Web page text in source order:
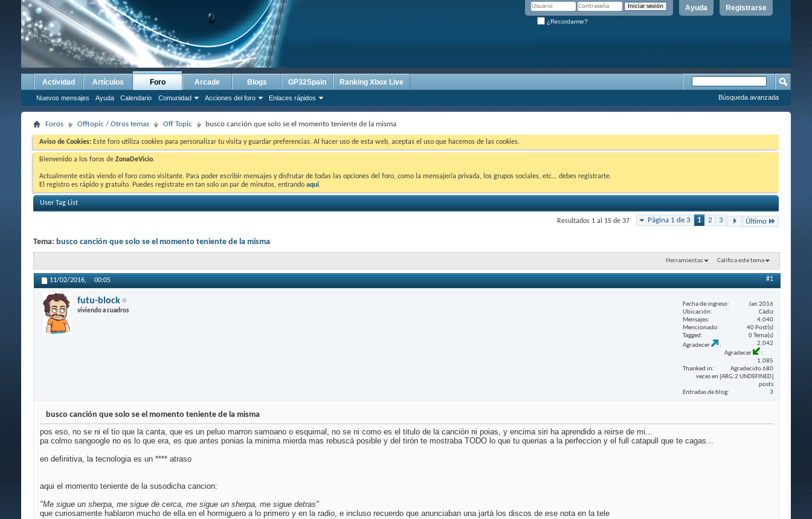
Registrarse
Ayuda
¿Recordarme?
Actividad Artículos Foro
Nuevos mensajes Ayuda Calendario Comunidad Acciones del foro Enlaces rápidos
Arcade Blogs GP32Spain Ranking Xbox Live
Búsqueda avanzada
Foros Offtopic / Otros temas Off Topic busco canción que solo se el momento teniente de la misma
Aviso de Cookies: Este foro utiliza cookies para personalizar tu visita y guardar preferencias. Al hacer uso de esta web, aceptas el uso que hacemos de las cookies.
Bienvenido a los foros de ZonaDeVicio.
Actualmente estás viendo el foro como visitante. Para poder escribir mensajes y disfrutar de todas las opciones del foro, como la mensajería privada, los grupos sociales, etc... debes registrarte.
El registro es rápido y gratuíto. Puedes registrate en tan solo un par de minutos, entrando aquí.
User Tag List
Página 1 de 3 1 2 3 Último
Resultados 1 al 15 de 37
Tema: busco canción que solo se el momento teniente de la misma
Herramientas Califica este tema
11/02/2016, 00:05 #1
futu-block
viviendo a cuadros
Fecha de ingreso
Jan 2016
Ubicación
Cádiz
Mensajes
4,040
Mencionado
40 Post(s)
Tagged
0 Tema(s)
Agradecer
2,042
Agradecer
1,085
Thanked in
Agradecido 680
veces en [ARG:2 UNDEFINED]
posts
Entradas de blog
3
busco canción que solo se el momento teniente de la misma
pos eso, no se ni el tio que la canta, que es un peluo marron samoano o esquimal, no se ni como es el titulo de la canción ni poias, y encima siri ha aprendido a reirse de mi...
pa colmo sangoogle no es lo que era, es que antes ponias la minima mierda mas rebuscá posible y del tirón te mostraba TODO lo que tu querias a la perfeccion y el full catapull que te cagas...
en definitiva, la tecnologia es un **** atraso
aqui el momento teniente de la susodicha cancion:
"Me sigue un sherpa, me sigue de cerca, me sigue un sherpa, me sigue detras"
que curiosamente hablaron mucho de ella en el hormiguero a lo primero y en la radio, e incluso recuerdo que anunciaban una jartá los discos de ese nota en la tele